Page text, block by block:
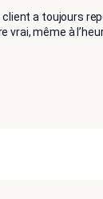
client a toujours
vrai, même à